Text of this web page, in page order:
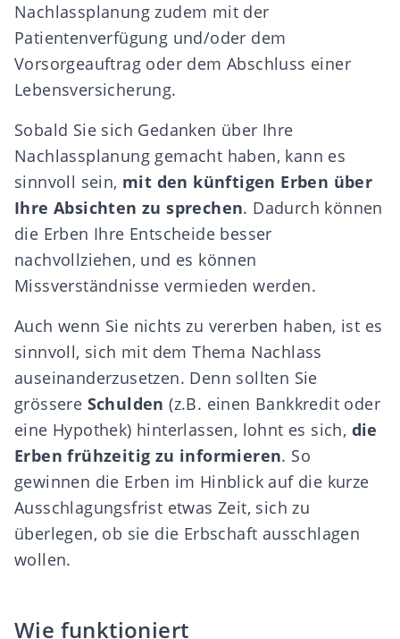
Nachlassplanung zudem mit der
Patientenverfügung und/oder dem
Vorsorgeauftrag oder dem Abschluss einer
Lebensversicherung.
Sobald Sie sich Gedanken über Ihre
Nachlassplanung gemacht haben, kann es
sinnvoll sein, mit den künftigen Erben über
Ihre Absichten zu sprechen. Dadurch können
die Erben Ihre Entscheide besser
nachvollziehen, und es können
Missverständnisse vermieden werden.
Auch wenn Sie nichts zu vererben haben, ist es
sinnvoll, sich mit dem Thema Nachlass
auseinanderzusetzen. Denn sollten Sie
grössere Schulden (z.B. einen Bankkredit oder
eine Hypothek) hinterlassen, lohnt es sich, die
Erben frühzeitig zu informieren. So
gewinnen die Erben im Hinblick auf die kurze
Ausschlagungsfrist etwas Zeit, sich zu
überlegen, ob sie die Erbschaft ausschlagen
wollen.
Wie funktioniert